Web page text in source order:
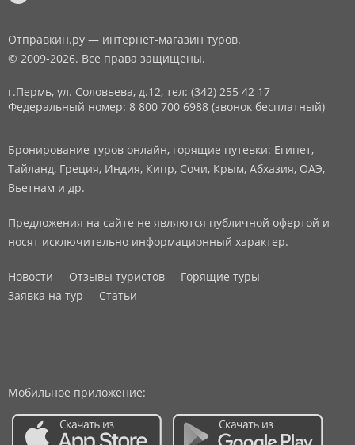
Отправкин.ру — интернет-магазин туров.
© 2009-2026. Все права защищены.
г.Пермь, ул. Соловьева, д.12, тел: (342) 255 42 17
Федеральный номер: 8 800 700 6988 (звонок бесплатный)
Бронирование туров онлайн, горящие путевки: Египет,
Тайланд, Греция, Индия, Кипр, Сочи, Крым, Абхазия, ОАЭ,
Вьетнам и др.
Предложения на сайте не являются публичной офертой и
носят исключительно информационный характер.
Новости Отзывы туристов
Горящие туры
Заявка на тур
Статьи
Мобильное приложение: